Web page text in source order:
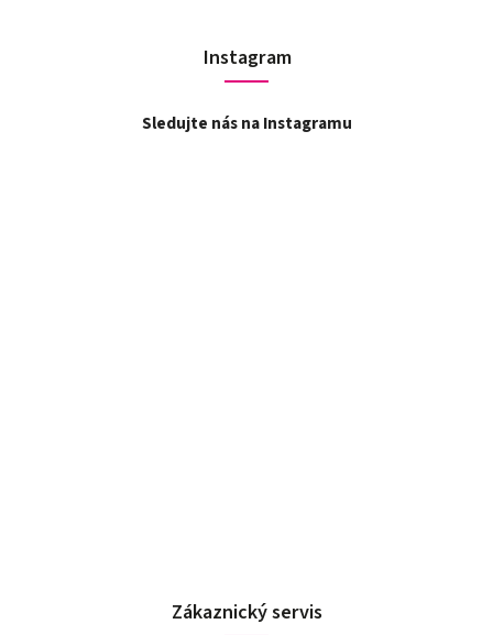
Instagram
Sledujte nás na Instagramu
Zákaznický servis